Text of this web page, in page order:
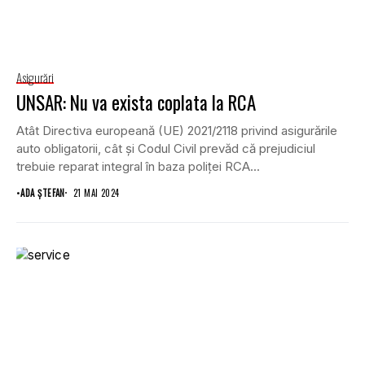
Asigurări
UNSAR: Nu va exista coplata la RCA
Atât Directiva europeană (UE) 2021/2118 privind asigurările
auto obligatorii, cât și Codul Civil prevăd că prejudiciul
trebuie reparat integral în baza poliței RCA...
•ADA ȘTEFAN 21 MAI 2024